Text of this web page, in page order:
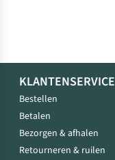
KLANTENSERVICE
Bestellen
Betalen
Bezorgen & afhalen
Retourneren & ruilen